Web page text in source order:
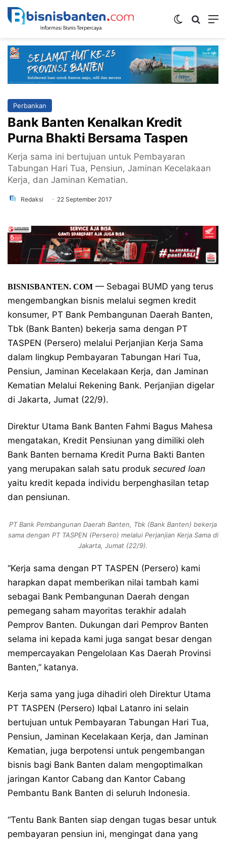
Switch skin
Perbankan
Bank Banten Kenalkan Kredit
Purna Bhakti Bersama Taspen
Kerja sama ini bertujuan untuk Pembayaran
Tabungan Hari Tua, Pensiun, Jaminan Kecelakaan
Kerja, dan Jaminan Kematian.
Redaksi 22 September 2017
BISNISBANTEN. COM — Sebagai BUMD yang terus
mengembangkan bisnis melalui segmen kredit
konsumer, PT Bank Pembangunan Daerah Banten,
Tbk (Bank Banten) bekerja sama dengan PT
TASPEN (Persero) melalui Perjanjian Kerja Sama
dalam lingkup Pembayaran Tabungan Hari Tua,
Pensiun, Jaminan Kecelakaan Kerja, dan Jaminan
Kematian Melalui Rekening Bank. Perjanjian digelar
di Jakarta, Jumat (22/9).
Direktur Utama Bank Banten Fahmi Bagus Mahesa
mengatakan, Kredit Pensiunan yang dimiliki oleh
Bank Banten bernama Kredit Purna Bakti Banten
yang merupakan salah satu produk secured loan
yaitu kredit kepada individu berpenghasilan tetap
dan pensiunan.
PT Bank Pembangunan Daerah Banten, Tbk (Bank Banten) bekerja
sama dengan PT TASPEN (Persero) melalui Perjanjian Kerja Sama di
Jakarta, Jumat (22/9).
“Kerja sama dengan PT TASPEN (Persero) kami
harapkan dapat memberikan nilai tambah kami
sebagai Bank Pembangunan Daerah dengan
pemegang saham mayoritas terakhir adalah
Pemprov Banten. Dukungan dari Pemprov Banten
selama ini kepada kami juga sangat besar dengan
mempercayakan Pengelolaan Kas Daerah Provinsi
Banten,” katanya.
Kerja sama yang juga dihadiri oleh Direktur Utama
PT TASPEN (Persero) Iqbal Latanro ini selain
bertujuan untuk Pembayaran Tabungan Hari Tua,
Pensiun, Jaminan Kecelakaan Kerja, dan Jaminan
Kematian, juga berpotensi untuk pengembangan
bisnis bagi Bank Banten dalam mengoptimalkan
jaringan Kantor Cabang dan Kantor Cabang
Pembantu Bank Banten di seluruh Indonesia.
“Tentu Bank Banten siap dengan tugas besar untuk
pembayaran pensiun ini, mengingat dana yang